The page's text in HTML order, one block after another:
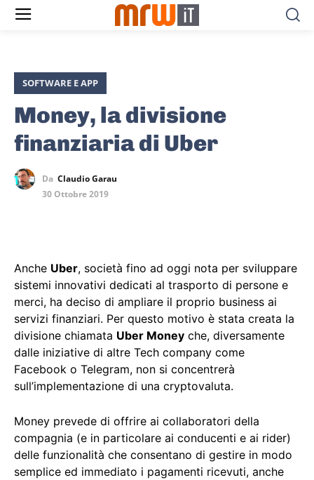
SOFTWARE E APP
Money, la divisione
finanziaria di Uber
Da Claudio Garau
30 Ottobre 2019
Anche Uber, società fino ad oggi nota per sviluppare
sistemi innovativi dedicati al trasporto di persone e
merci, ha deciso di ampliare il proprio business ai
servizi finanziari. Per questo motivo è stata creata la
divisione chiamata Uber Money che, diversamente
dalle iniziative di altre Tech company come
Facebook o Telegram, non si concentrerà
sull’implementazione di una cryptovaluta.
Money prevede di offrire ai collaboratori della
compagnia (e in particolare ai conducenti e ai rider)
delle funzionalità che consentano di gestire in modo
semplice ed immediato i pagamenti ricevuti, anche